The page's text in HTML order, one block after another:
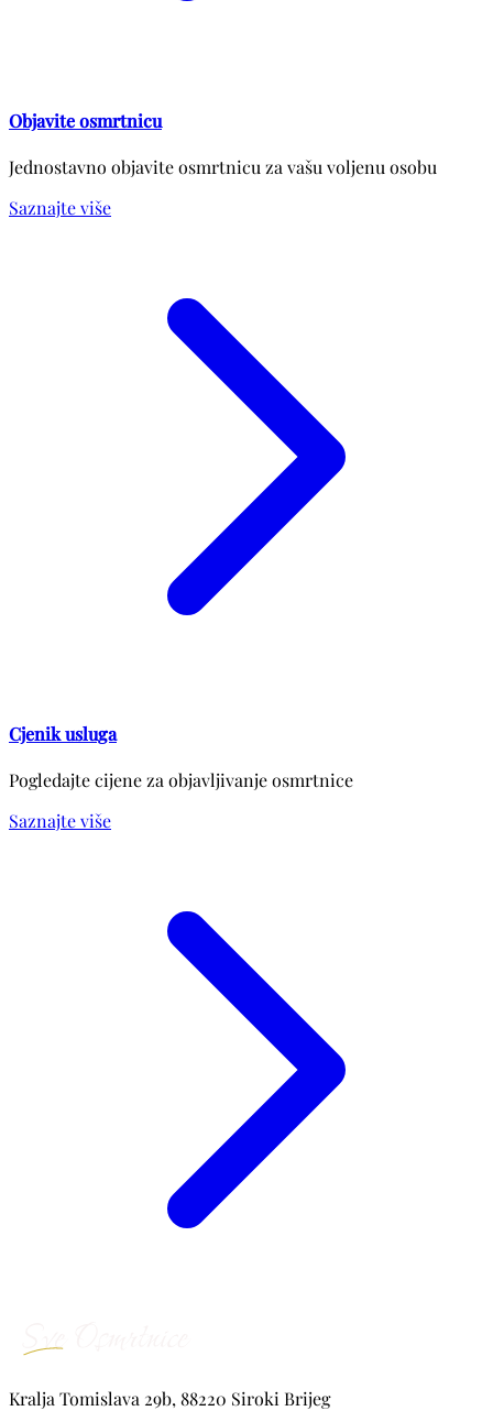
Objavite osmrtnicu
Jednostavno objavite osmrtnicu za vašu voljenu osobu
Saznajte više
Cjenik usluga
Pogledajte cijene za objavljivanje osmrtnice
Saznajte više
Kralja Tomislava 29b, 88220 Siroki Brijeg